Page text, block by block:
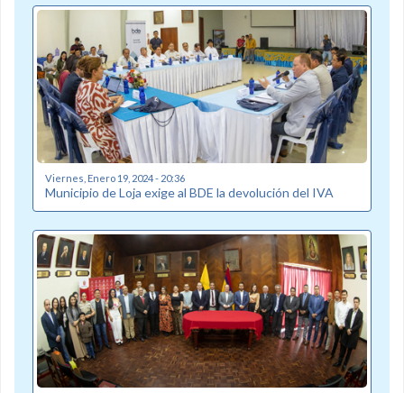
Viernes, Enero 19, 2024 - 20:36
Municipio de Loja exige al BDE la devolución del IVA